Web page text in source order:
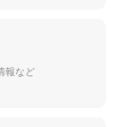
報など